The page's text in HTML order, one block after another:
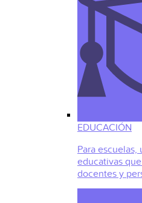
EDUCACIÓN
Para
educativas
docentes y